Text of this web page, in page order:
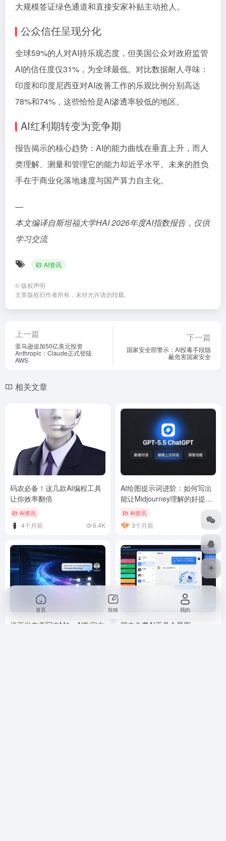
大规模签证绿色通道和直接安家补贴主动抢人。
公众信任呈现分化
全球59%的人对AI持乐观态度，但美国公众对政府监管
AI的信任度仅31%，为全球最低。对比数据耐人寻味：
印度和印度尼西亚对AI改善工作的乐观比例分别高达
78%和74%，这些恰恰是AI渗透率较低的地区。
AI红利期转变为竞争期
报告揭示的核心趋势：AI的能力曲线在垂直上升，而人
类理解、测量和管理它的能力却近乎水平。未来的胜负
手在于商业化落地速度与国产算力自主化。
—
本文编译自斯坦福大学HAI 2026年度AI指数报告，仅供
学习交流
AI资讯
© 版权声明
文章版权归作者所有，未经允许请勿转载。
上一篇
亚马逊追加50亿美元投资
Anthropic：Claude正式登陆
AWS
下一篇
国家安全部警示：AI投毒手段隐
蔽危害国家安全
相关文章
码农必备！这几款AI编程工具
让你效率翻倍
AI资讯
4个月前 6.4K
AI绘图提示词进阶：如何写出
能让Midjourney理解的好提示
词 AI资讯
3个月前 5K
汉王发布录写本M6：AI数字文
国内免费AI工具全景图：
首页 投稿 我的